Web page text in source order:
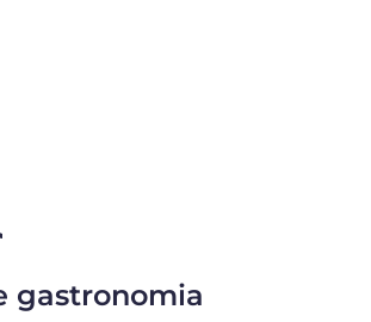
gastronomia